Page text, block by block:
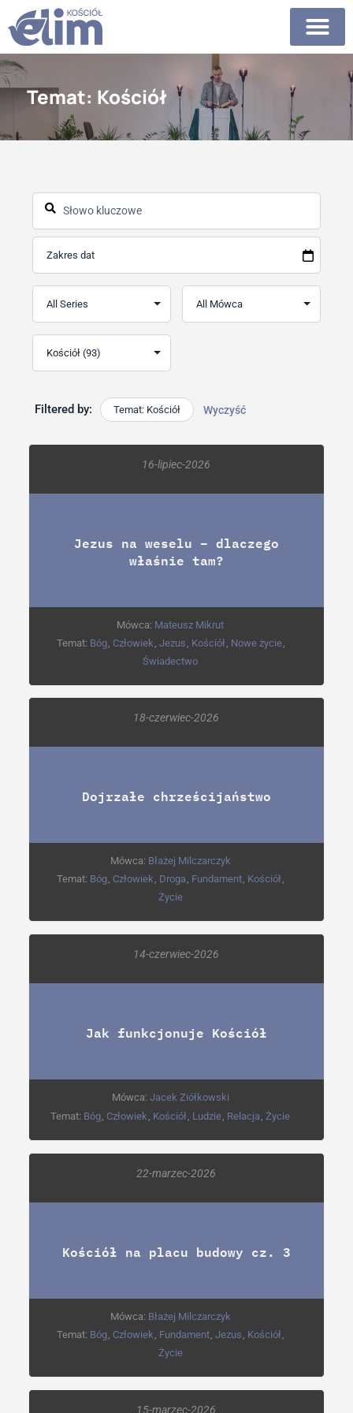
Temat: Kościół
Filtered by: Temat: Kościół Wyczyść
16-lipiec-2026
Jezus na weselu – dlaczego
właśnie tam?
Mówca: Mateusz Mikrut
Temat: Bóg Człowiek Jezus Kościół Nowe życie
Świadectwo
18-czerwiec-2026
Dojrzałe chrześcijaństwo
Mówca: Błażej Milczarczyk
Temat: Bóg, Człowiek , Droga, Fundament, Kościół,
Życie
14-czerwiec-2026
Jak funkcjonuje Kościół
Mówca: Jacek Ziółkowski
Temat: Bóg, Człowiek , Kościół, Ludzie, Relacja,Życie
22-marzec-2026
Kościół na placu budowy cz. 3
Mówca: Błażej Milczarczyk
Temat: Bóg, Człowiek , Fundament,Jezus , Kościół,
Życie
15-marzec-2026